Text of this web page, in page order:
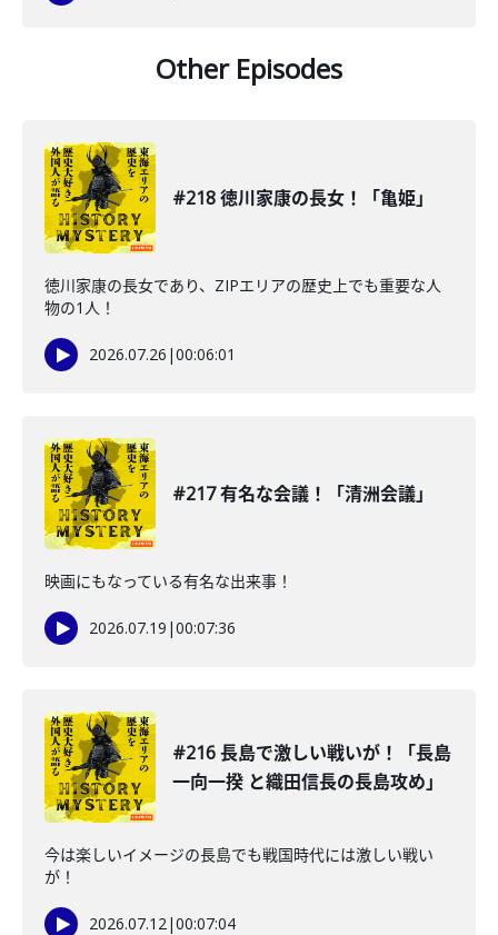
Other Episodes
#218 徳川家康の長女！「亀姫」
徳川家康の長女であり、ZIPエリアの歴史上でも重要な人
物の1人！
2026.07.26 |00:06:01
#217 有名な会議！「清洲会議」
映画にもなっている有名な出来事！
2026.07.19 |00:07:36
#216 長島で激しい戦いが！「長島
一向一揆 と織田信長の長島攻め」
今は楽しいイメージの長島でも戦国時代には激しい戦い
が！
2026.07.12|00:07:04